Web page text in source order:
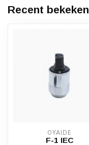
Recent bekeken
OYAIDE
F-1 IEC